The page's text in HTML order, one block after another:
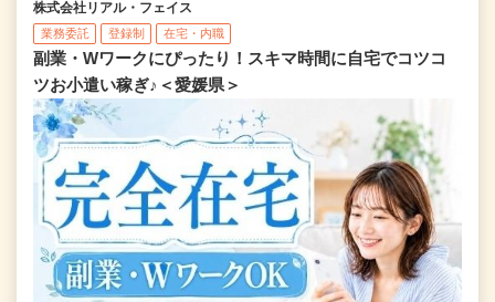
株式会社リアル・フェイス
業務委託 登録制 在宅・内職
副業・Wワークにぴったり！スキマ時間に自宅でコツコ
ツお小遣い稼ぎ♪＜愛媛県＞